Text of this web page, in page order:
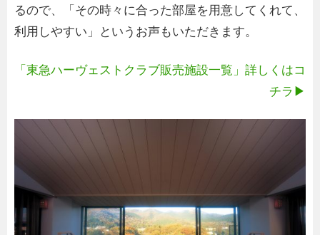
るので、「その時々に合った部屋を用意してくれて、
利用しやすい」というお声もいただきます。
「東急ハーヴェストクラブ販売施設一覧」詳しくはコ
チラ▶